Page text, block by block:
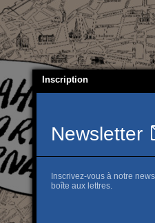
Inscription